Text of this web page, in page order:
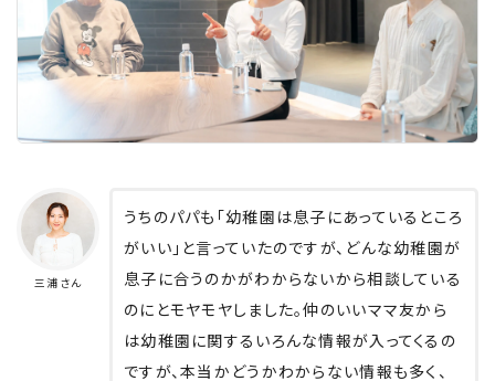
三浦さん
うちのパパも「幼稚園は息子にあっているところ
がいい」と言っていたのですが、どんな幼稚園が
息子に合うのかがわからないから相談している
のにとモヤモヤしました。仲のいいママ友から
は幼稚園に関するいろんな情報が入ってくるの
ですが、本当かどうかわからない情報も多く、